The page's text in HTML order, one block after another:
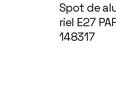
Spot de
riel E27
148317